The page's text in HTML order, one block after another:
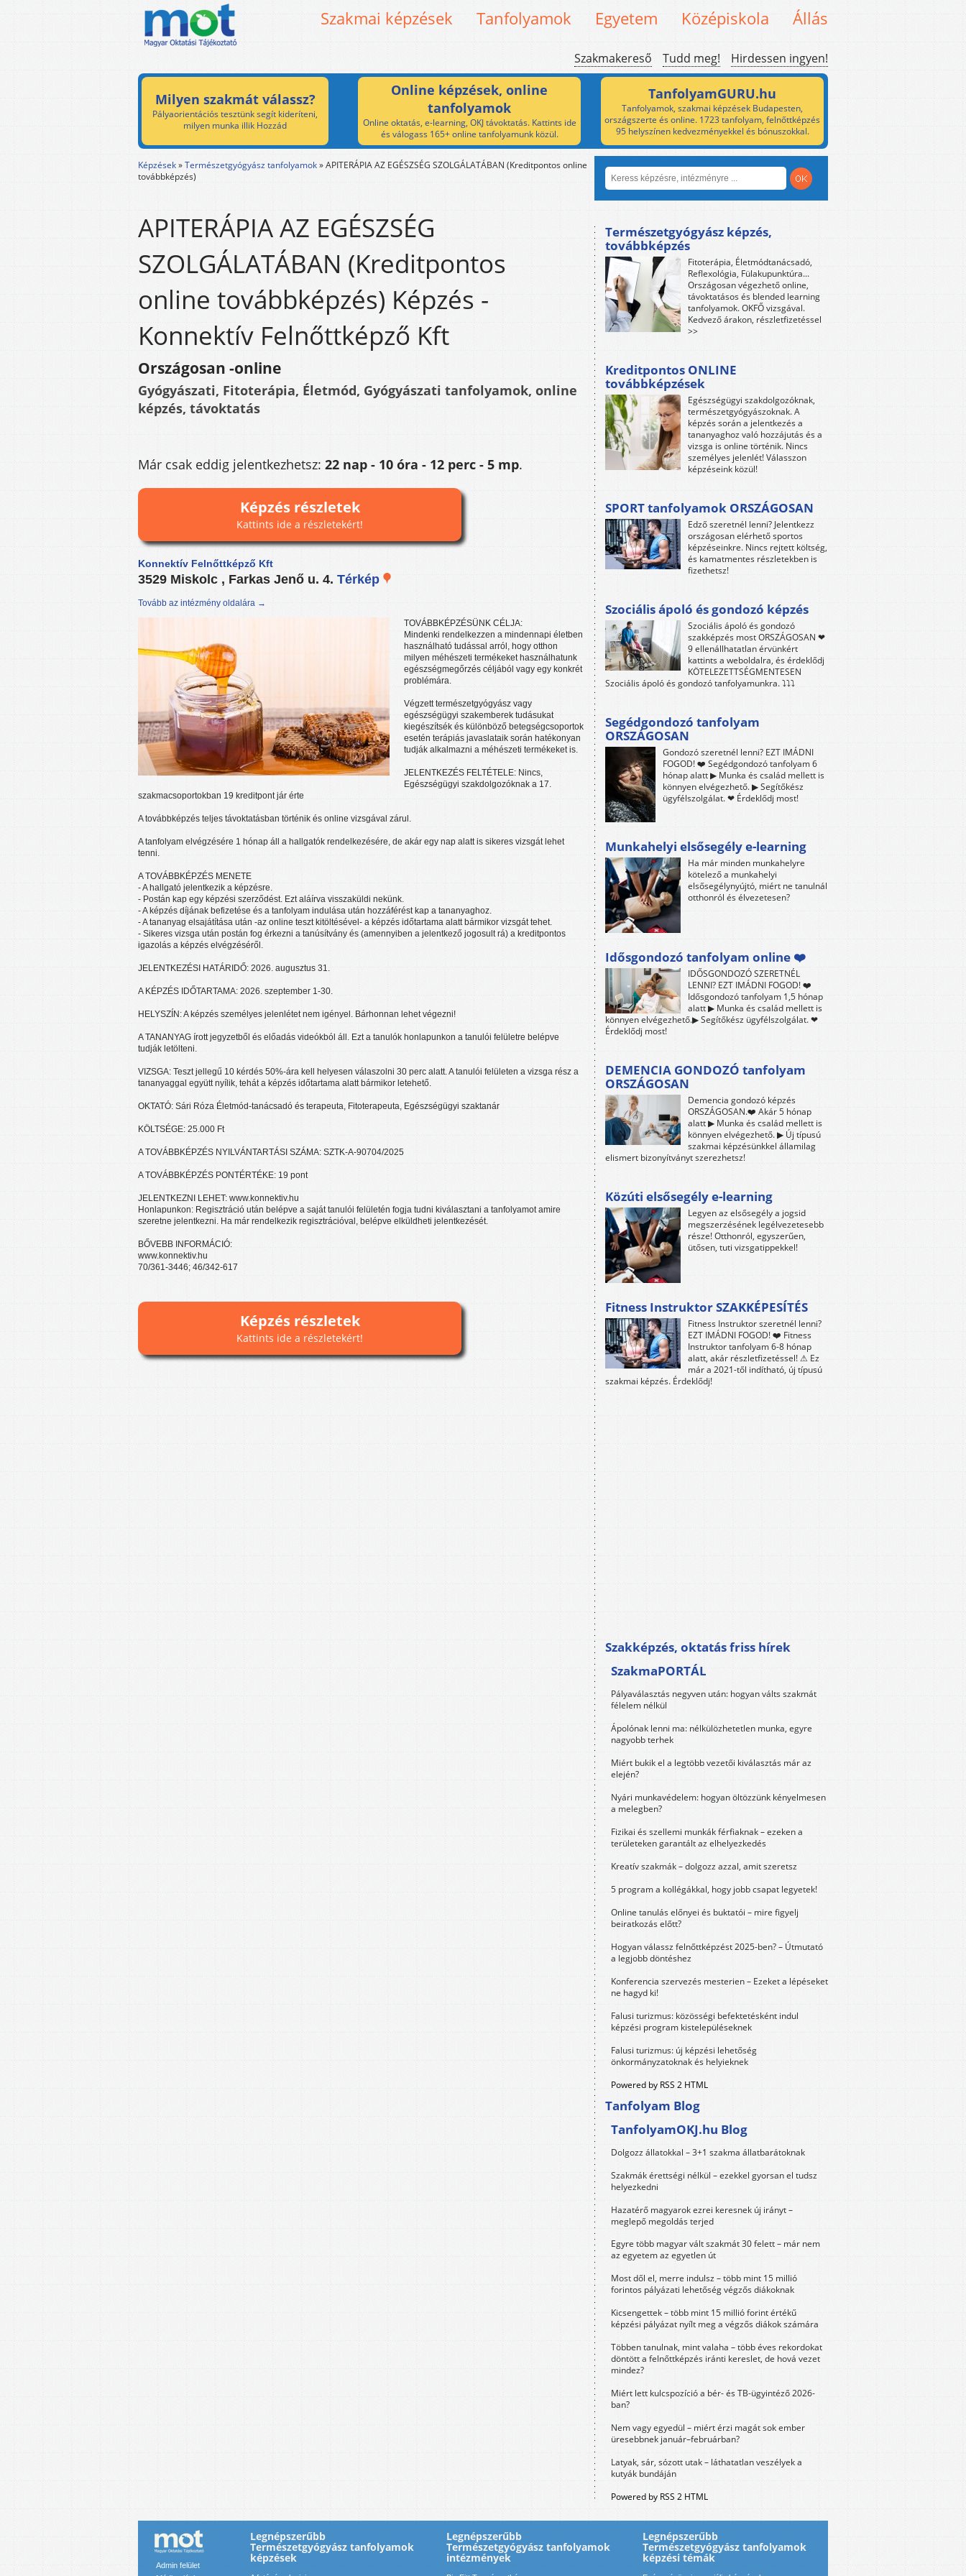
Szakmai képzések Tanfolyamok Egyetem Középiskola Állás
Szakmakereső Tudd meg! Hirdessen ingyen!
Milyen szakmát válassz?
Pályaorientációs tesztünk segít kideríteni,
milyen munka illik Hozzád
Online képzések, online
tanfolyamok
Online oktatás, e-learning, OKJ távoktatás. Kattints ide
és válogass 165+ online tanfolyamunk közül.
TanfolyamGURU.hu
Tanfolyamok, szakmai képzések Budapesten,
országszerte és online. 1723 tanfolyam, felnőttképzés
95 helyszínen kedvezményekkel és bónuszokkal.
Képzések»Természetgyógyász tanfolyamok»APITERÁPIA AZ EGÉSZSÉG SZOLGÁLATÁBAN (Kreditpontos online
továbbképzés)
APITERÁPIA AZ EGÉSZSÉG
SZOLGÁLATÁBAN (Kreditpontos
online továbbképzés) Képzés -
Konnektív Felnőttképző Kft
Országosan -online
Gyógyászati, Fitoterápia, Életmód, Gyógyászati tanfolyamok, online
képzés, távoktatás
Már csak eddig jelentkezhetsz: 22 nap - 10 óra - 12 perc - 3 mp.
Képzés részletek
Kattints ide a részletekért!
Konnektív Felnőttképző Kft
3529 Miskolc , Farkas Jenő u. 4. Térkép
Tovább az intézmény oldalára →
TOVÁBBKÉPZÉSÜNK CÉLJA:
Mindenki rendelkezzen a mindennapi életben
használható tudással arról, hogy otthon
milyen méhészeti termékeket használhatunk
egészségmegőrzés céljából vagy egy konkrét
problémára.
Végzett természetgyógyász vagy
egészségügyi szakemberek tudásukat
kiegészítsék és különböző betegségcsoportok
esetén terápiás javaslataik során hatékonyan
tudják alkalmazni a méhészeti termékeket is.
JELENTKEZÉS FELTÉTELE: Nincs,
Egészségügyi szakdolgozóknak a 17.
szakmacsoportokban 19 kreditpont jár érte
A továbbképzés teljes távoktatásban történik és online vizsgával zárul.
A tanfolyam elvégzésére 1 hónap áll a hallgatók rendelkezésére, de akár egy nap alatt is sikeres vizsgát lehet
tenni.
A TOVÁBBKÉPZÉS MENETE
- A hallgató jelentkezik a képzésre.
- Postán kap egy képzési szerződést. Ezt aláírva visszaküldi nekünk.
- A képzés díjának befizetése és a tanfolyam indulása után hozzáférést kap a tananyaghoz.
- A tananyag elsajátítása után -az online teszt kitöltésével- a képzés időtartama alatt bármikor vizsgát tehet.
- Sikeres vizsga után postán fog érkezni a tanúsítvány és (amennyiben a jelentkező jogosult rá) a kreditpontos
igazolás a képzés elvégzéséről.
JELENTKEZÉSI HATÁRIDŐ: 2026. augusztus 31.
A KÉPZÉS IDŐTARTAMA: 2026. szeptember 1-30.
HELYSZÍN: A képzés személyes jelenlétet nem igényel. Bárhonnan lehet végezni!
A TANANYAG írott jegyzetből és előadás videókból áll. Ezt a tanulók honlapunkon a tanulói felületre belépve
tudják letölteni.
VIZSGA: Teszt jellegű 10 kérdés 50%-ára kell helyesen válaszolni 30 perc alatt. A tanulói felületen a vizsga rész a
tananyaggal együtt nyílik, tehát a képzés időtartama alatt bármikor letehető.
OKTATÓ: Sári Róza Életmód-tanácsadó és terapeuta, Fitoterapeuta, Egészségügyi szaktanár
KÖLTSÉGE: 25.000 Ft
A TOVÁBBKÉPZÉS NYILVÁNTARTÁSI SZÁMA: SZTK-A-90704/2025
A TOVÁBBKÉPZÉS PONTÉRTÉKE: 19 pont
JELENTKEZNI LEHET: www.konnektiv.hu
Honlapunkon: Regisztráció után belépve a saját tanulói felületén fogja tudni kiválasztani a tanfolyamot amire
szeretne jelentkezni. Ha már rendelkezik regisztrációval, belépve elküldheti jelentkezését.
BŐVEBB INFORMÁCIÓ:
www.konnektiv.hu
70/361-3446; 46/342-617
Képzés részletek
Kattints ide a részletekért!
Természetgyógyász képzés,
továbbképzés
Fitoterápia, Életmódtanácsadó,
Reflexológia, Fülakupunktúra...
Országosan végezhető online,
távoktatásos és blended learning
tanfolyamok. OKFŐ vizsgával.
Kedvező árakon, részletfizetéssel
>>
Kreditpontos ONLINE
továbbképzések
Egészségügyi szakdolgozóknak,
természetgyógyászoknak. A
képzés során a jelentkezés a
tananyaghoz való hozzájutás és a
vizsga is online történik. Nincs
személyes jelenlét! Válasszon
képzéseink közül!
SPORT tanfolyamok ORSZÁGOSAN
Edző szeretnél lenni? Jelentkezz
országosan elérhető sportos
képzéseinkre. Nincs rejtett költség,
és kamatmentes részletekben is
fizethetsz!
Szociális ápoló és gondozó képzés
Szociális ápoló és gondozó
szakképzés most ORSZÁGOSAN ❤
9 ellenállhatatlan érvünkért
kattints a weboldalra, és érdeklődj
KÖTELEZETTSÉGMENTESEN
Szociális ápoló és gondozó tanfolyamunkra. ⤵⤵⤵
Segédgondozó tanfolyam
ORSZÁGOSAN
Gondozó szeretnél lenni? EZT IMÁDNI
FOGOD! ❤️ Segédgondozó tanfolyam 6
hónap alatt ▶ Munka és család mellett is
könnyen elvégezhető. ▶ Segítőkész
ügyfélszolgálat. ❤ Érdeklődj most!
Munkahelyi elsősegély e-learning
Ha már minden munkahelyre
kötelező a munkahelyi
elsősegélynyújtó, miért ne tanulnál
otthonról és élvezetesen?
Idősgondozó tanfolyam online ❤️
IDŐSGONDOZÓ SZERETNÉL
LENNI? EZT IMÁDNI FOGOD! ❤️
Idősgondozó tanfolyam 1,5 hónap
alatt ▶ Munka és család mellett is
könnyen elvégezhető.▶ Segítőkész ügyfélszolgálat. ❤
Érdeklődj most!
DEMENCIA GONDOZÓ tanfolyam
ORSZÁGOSAN
Demencia gondozó képzés
ORSZÁGOSAN.❤️ Akár 5 hónap
alatt ▶ Munka és család mellett is
könnyen elvégezhető. ▶ Új típusú
szakmai képzésünkkel államilag
elismert bizonyítványt szerezhetsz!
Közúti elsősegély e-learning
Legyen az elsősegély a jogsid
megszerzésének legélvezetesebb
része! Otthonról, egyszerűen,
ütősen, tuti vizsgatippekkel!
Fitness Instruktor SZAKKÉPESÍTÉS
Fitness Instruktor szeretnél lenni?
EZT IMÁDNI FOGOD! ❤️ Fitness
Instruktor tanfolyam 6-8 hónap
alatt, akár részletfizetéssel! ⚠ Ez
már a 2021-től indítható, új típusú
szakmai képzés. Érdeklődj!
Szakképzés, oktatás friss hírek
SzakmaPORTÁL
Pályaválasztás negyven után: hogyan válts szakmát
félelem nélkül
Ápolónak lenni ma: nélkülözhetetlen munka, egyre
nagyobb terhek
Miért bukik el a legtöbb vezetői kiválasztás már az
elején?
Nyári munkavédelem: hogyan öltözzünk kényelmesen
a melegben?
Fizikai és szellemi munkák férfiaknak – ezeken a
területeken garantált az elhelyezkedés
Kreatív szakmák – dolgozz azzal, amit szeretsz
5 program a kollégákkal, hogy jobb csapat legyetek!
Online tanulás előnyei és buktatói – mire figyelj
beiratkozás előtt?
Hogyan válassz felnőttképzést 2025-ben? – Útmutató
a legjobb döntéshez
Konferencia szervezés mesterien – Ezeket a lépéseket
ne hagyd ki!
Falusi turizmus: közösségi befektetésként indul
képzési program kistelepüléseknek
Falusi turizmus: új képzési lehetőség
önkormányzatoknak és helyieknek
Powered by RSS 2 HTML
Tanfolyam Blog
TanfolyamOKJ.hu Blog
Dolgozz állatokkal – 3+1 szakma állatbarátoknak
Szakmák érettségi nélkül – ezekkel gyorsan el tudsz
helyezkedni
Hazatérő magyarok ezrei keresnek új irányt –
meglepő megoldás terjed
Egyre több magyar vált szakmát 30 felett – már nem
az egyetem az egyetlen út
Most dől el, merre indulsz – több mint 15 millió
forintos pályázati lehetőség végzős diákoknak
Kicsengettek – több mint 15 millió forint értékű
képzési pályázat nyílt meg a végzős diákok számára
Többen tanulnak, mint valaha – több éves rekordokat
döntött a felnőttképzés iránti kereslet, de hová vezet
mindez?
Miért lett kulcspozíció a bér- és TB-ügyintéző 2026-
ban?
Nem vagy egyedül – miért érzi magát sok ember
üresebbnek január–februárban?
Latyak, sár, sózott utak – láthatatlan veszélyek a
kutyák bundáján
Powered by RSS 2 HTML
Admin felület
Legnépszerűbb
Természetgyógyász tanfolyamok
képzések
Legnépszerűbb
Természetgyógyász tanfolyamok
intézmények
Legnépszerűbb
Természetgyógyász tanfolyamok
képzési témák